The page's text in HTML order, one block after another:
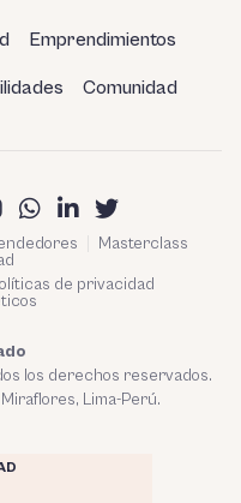
Emprendimientos
Comunidad
Masterclass
de privacidad
los derechos reservados.
Lima-Perú.